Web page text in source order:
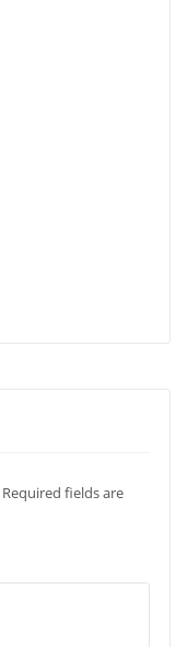
Required fields are